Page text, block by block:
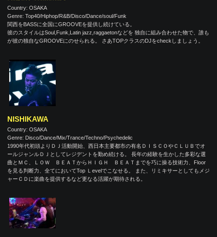
Country: OSAKA
Genre: Top40/Hiphop/R&B/Disco/Dance/soul/Funk
関西をBASSに全国にGROOVEを提供し続けている。
彼のスタイルはSoul,Funk,Latin jazz,raggaetonなどを 独自に組み合わせた物で、誰も
が彼の独自なGROOVEにのせられる。 さあTOPクラスのDJをcheckしましょう。
NISHIKAWA
Country: OSAKA
Genre: Disco/Dance/Mix/Trance/Techno/Psychedelic
1990年代初頭よりＤＪ活動開始、西日本主要都市の有名ＤＩＳＣＯやＣＬＵＢでオ
ールジャンルＤＪとしてレジデントを勤め続ける。 長年の経験を生かした多彩な選
曲とＭＣ、ＬＯＷ ＢＥＡＴからＨＩＧＨ ＢＥＡＴまでを巧に操る技術力、Floor
を見る判断力、全てにおいてTop Ｌevelでこなせる。 また、リミキサーとしてもメジ
ャーＣＤに楽曲を提供するなど更なる活躍が期待される。